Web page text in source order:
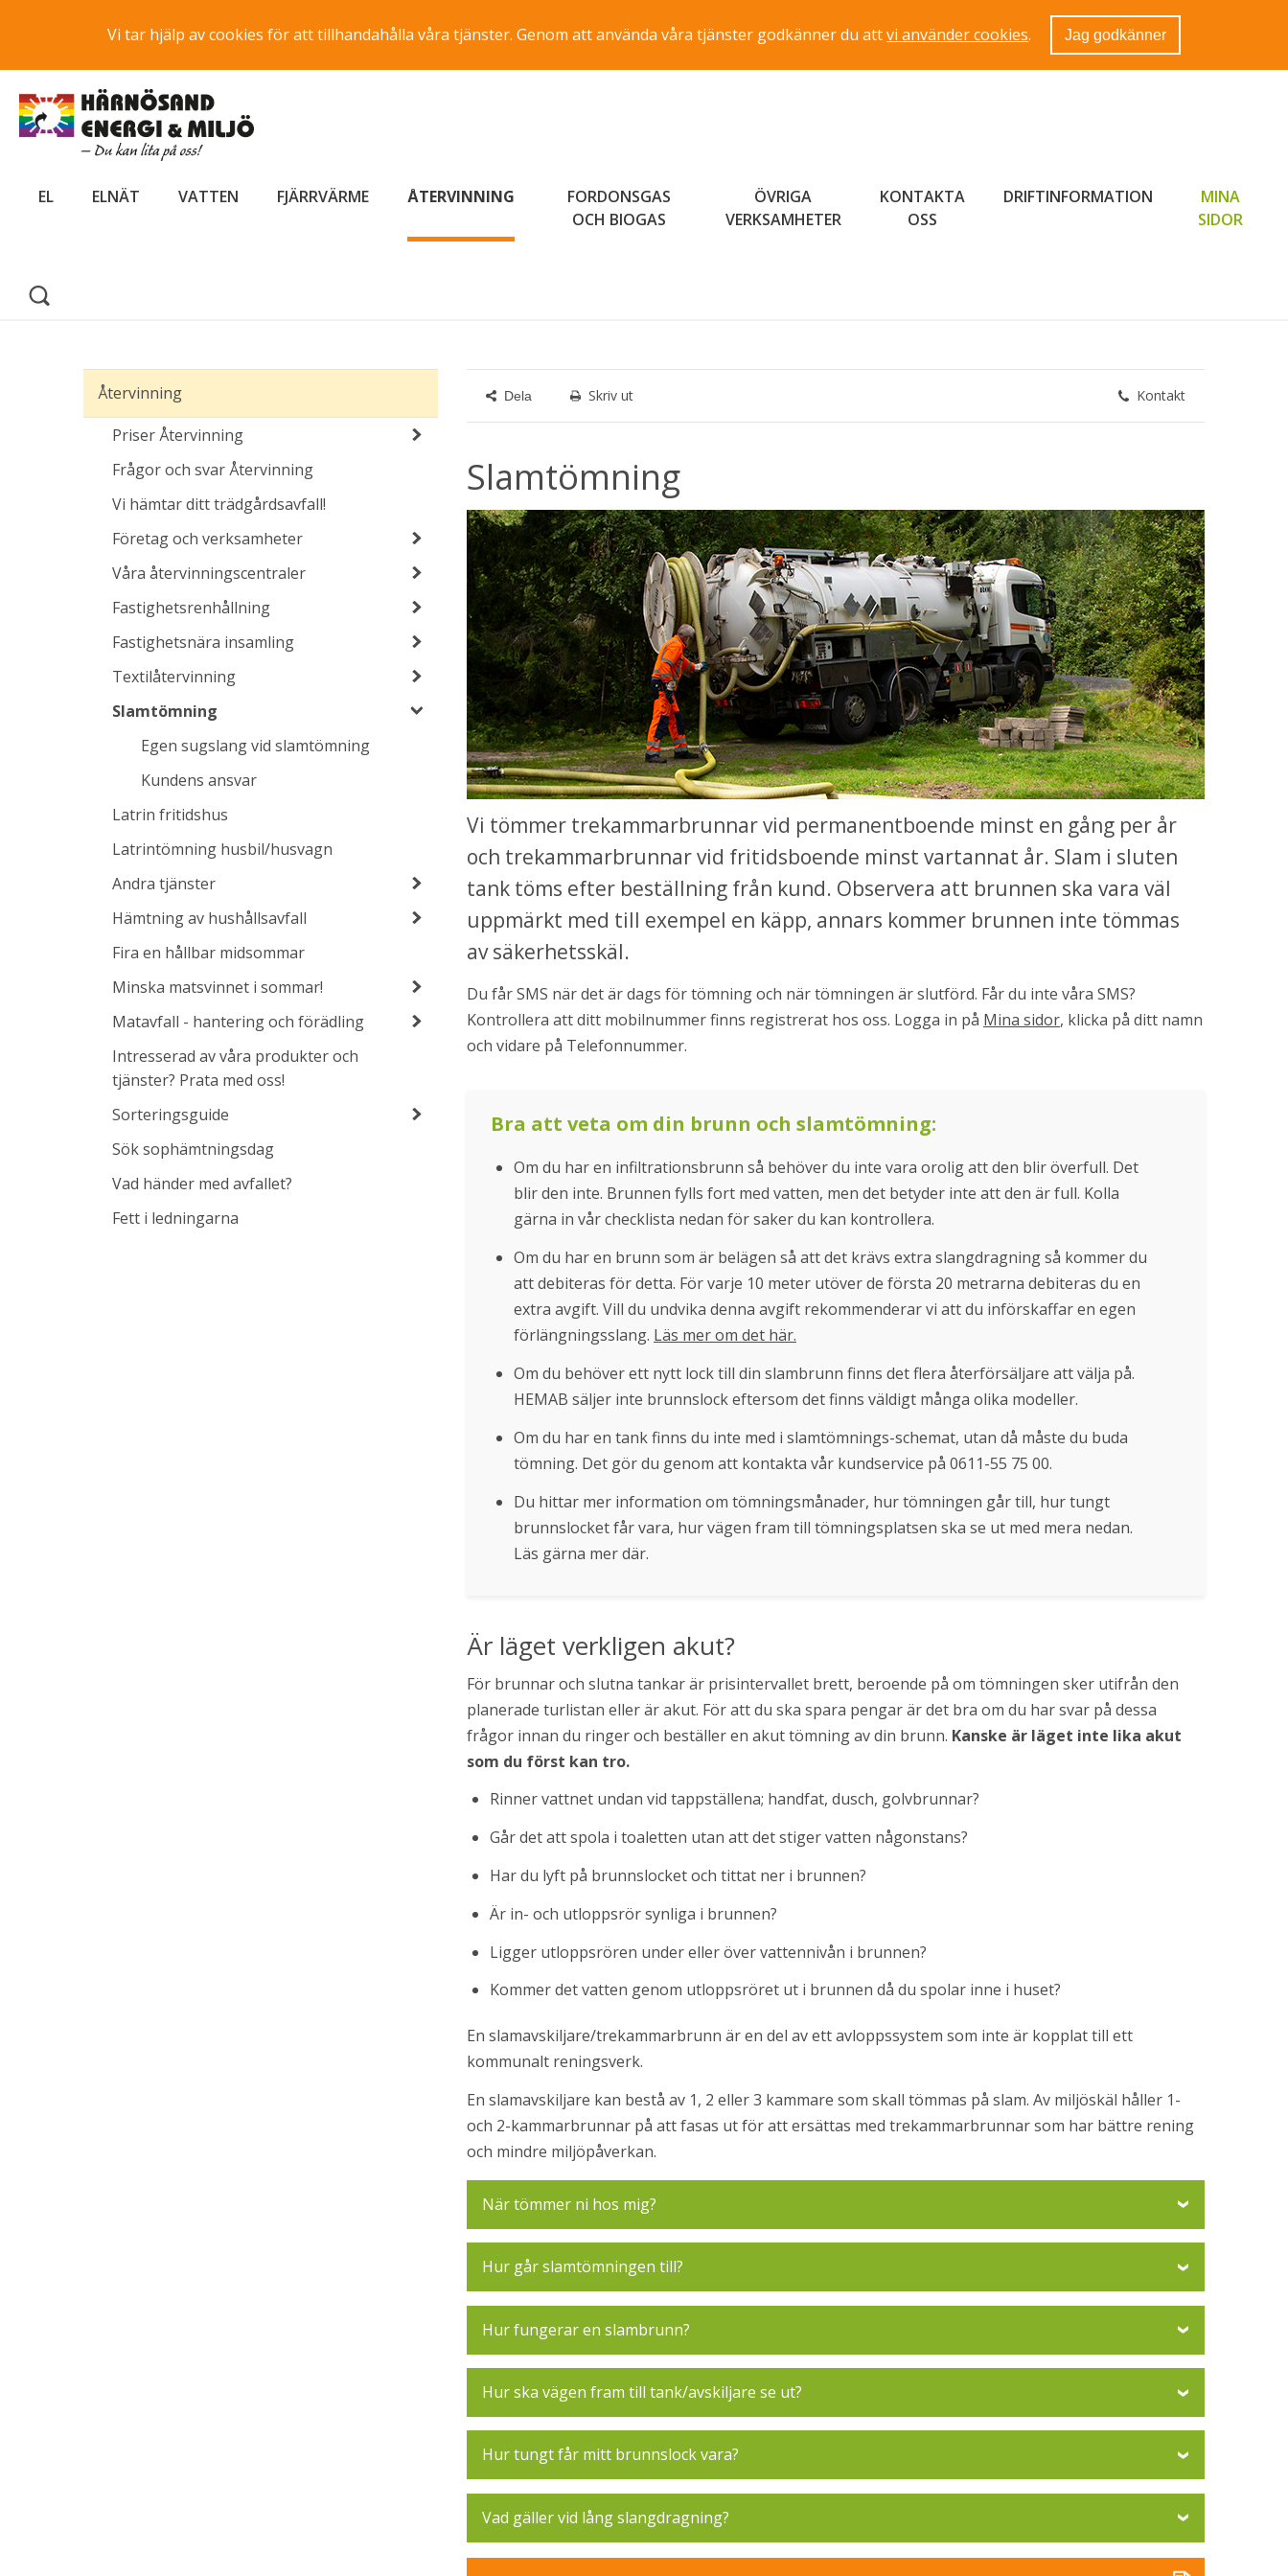
Vi tar hjälp av cookies för att tillhandahålla våra tjänster. Genom att använda våra tjänster godkänner du attvi använder cookies. Jag godkänner
EL ELNÄT VATTEN FJÄRRVÄRME ÅTERVINNING
FORDONSGAS
OCH BIOGAS
ÖVRIGA
VERKSAMHETER
KONTAKTA
OSS
DRIFTINFORMATION
MINA
SIDOR
Återvinning
Priser Återvinning
Frågor och svar Återvinning
Vi hämtar ditt trädgårdsavfall!
Företag och verksamheter
Våra återvinningscentraler
Fastighetsrenhållning
Fastighetsnära insamling
Textilåtervinning
Slamtömning
Egen sugslang vid slamtömning
Kundens ansvar
Latrin fritidshus
Latrintömning husbil/husvagn
Andra tjänster
Hämtning av hushållsavfall
Fira en hållbar midsommar
Minska matsvinnet i sommar!
Matavfall - hantering och förädling
Intresserad av våra produkter och
tjänster? Prata med oss!
Sorteringsguide
Sök sophämtningsdag
Vad händer med avfallet?
Fett i ledningarna
Dela Skriv ut Kontakt
Slamtömning
Vi tömmer trekammarbrunnar vid permanentboende minst en gång per år
och trekammarbrunnar vid fritidsboende minst vartannat år. Slam i sluten
tank töms efter beställning från kund. Observera att brunnen ska vara väl
uppmärkt med till exempel en käpp, annars kommer brunnen inte tömmas
av säkerhetsskäl.
Du får SMS när det är dags för tömning och när tömningen är slutförd. Får du inte våra SMS?
Kontrollera att ditt mobilnummer finns registrerat hos oss. Logga in på Mina sidor, klicka på ditt namn
och vidare på Telefonnummer.
Bra att veta om din brunn och slamtömning:
Om du har en infiltrationsbrunn så behöver du inte vara orolig att den blir överfull. Det
blir den inte. Brunnen fylls fort med vatten, men det betyder inte att den är full. Kolla
gärna in vår checklista nedan för saker du kan kontrollera.
Om du har en brunn som är belägen så att det krävs extra slangdragning så kommer du
att debiteras för detta. För varje 10 meter utöver de första 20 metrarna debiteras du en
extra avgift. Vill du undvika denna avgift rekommenderar vi att du införskaffar en egen
förlängningsslang. Läs mer om det här.
Om du behöver ett nytt lock till din slambrunn finns det flera återförsäljare att välja på.
HEMAB säljer inte brunnslock eftersom det finns väldigt många olika modeller.
Om du har en tank finns du inte med i slamtömnings-schemat, utan då måste du buda
tömning. Det gör du genom att kontakta vår kundservice på 0611-55 75 00.
Du hittar mer information om tömningsmånader, hur tömningen går till, hur tungt
brunnslocket får vara, hur vägen fram till tömningsplatsen ska se ut med mera nedan.
Läs gärna mer där.
Är läget verkligen akut?
För brunnar och slutna tankar är prisintervallet brett, beroende på om tömningen sker utifrån den
planerade turlistan eller är akut. För att du ska spara pengar är det bra om du har svar på dessa
frågor innan du ringer och beställer en akut tömning av din brunn. Kanske är läget inte lika akut
som du först kan tro.
Rinner vattnet undan vid tappställena; handfat, dusch, golvbrunnar?
Går det att spola i toaletten utan att det stiger vatten någonstans?
Har du lyft på brunnslocket och tittat ner i brunnen?
Är in- och utloppsrör synliga i brunnen?
Ligger utloppsrören under eller över vattennivån i brunnen?
Kommer det vatten genom utloppsröret ut i brunnen då du spolar inne i huset?
En slamavskiljare/trekammarbrunn är en del av ett avloppssystem som inte är kopplat till ett
kommunalt reningsverk.
En slamavskiljare kan bestå av 1, 2 eller 3 kammare som skall tömmas på slam. Av miljöskäl håller 1-
och 2-kammar­brunnar på att fasas ut för att ersättas med trekammar­brunnar som har bättre rening
och mindre miljöpåverkan.
När tömmer ni hos mig?
Hur går slamtömningen till?
Hur fungerar en slambrunn?
Hur ska vägen fram till tank/avskiljare se ut?
Hur tungt får mitt brunnslock vara?
Vad gäller vid lång slangdragning?